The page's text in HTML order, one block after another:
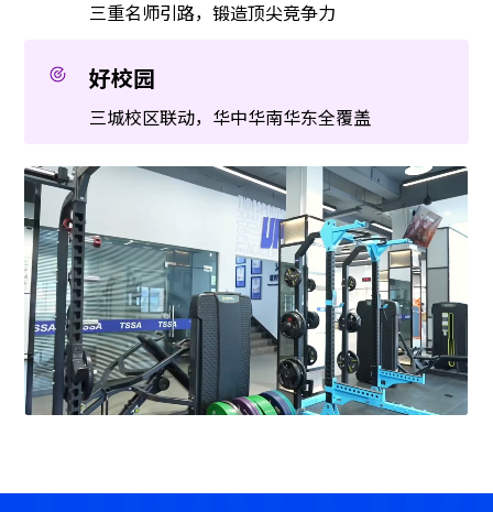
三重名师引路，锻造顶尖竞争力
好校园
三城校区联动，华中华南华东全覆盖